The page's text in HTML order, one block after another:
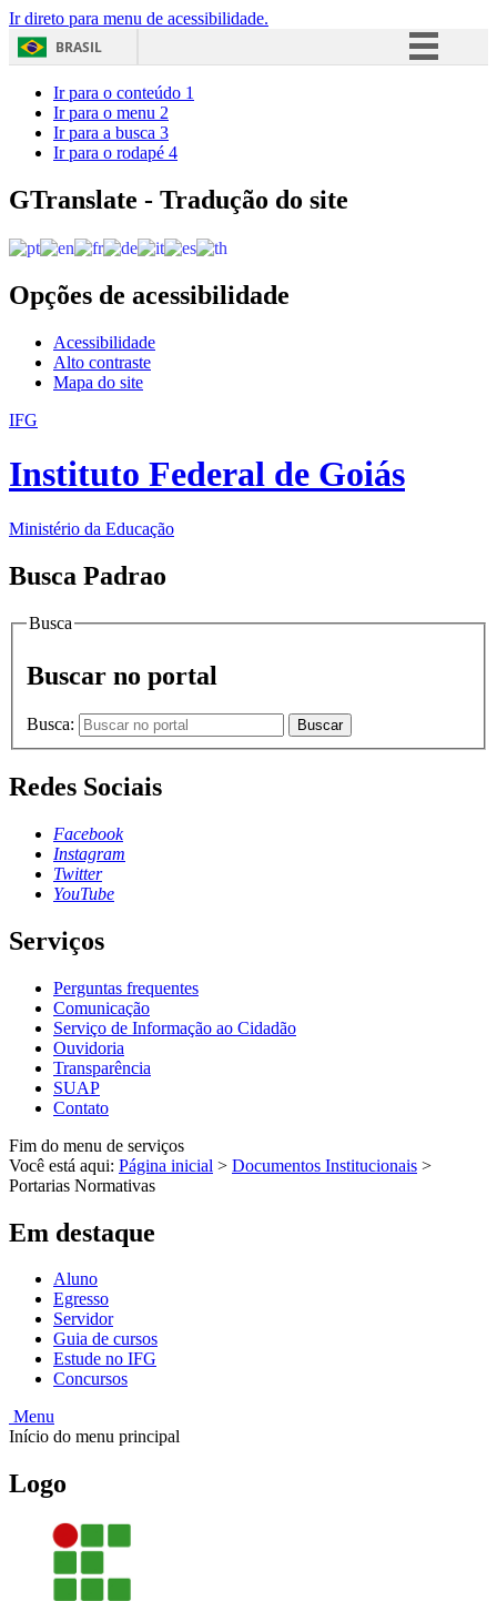
Ir direto para menu de acessibilidade.
BRASIL
Acesso à informação
Ir para o conteúdo 1
Ir para o menu 2
Ir para a busca 3
Ir para o rodapé 4
GTranslate - Tradução do site
Opções de acessibilidade
Acessibilidade
Alto contraste
Mapa do site
IFG
Instituto Federal de Goiás
Ministério da Educação
Busca Padrao
Busca
Buscar no portal
Busca: Buscar
Redes Sociais
Facebook
Instagram
Twitter
YouTube
Serviços
Perguntas frequentes
Comunicação
Serviço de Informação ao Cidadão
Ouvidoria
Transparência
SUAP
Contato
Fim do menu de serviços
Você está aqui: Página inicial > Documentos Institucionais >
Portarias Normativas
Em destaque
Aluno
Egresso
Servidor
Guia de cursos
Estude no IFG
Concursos
Menu
Início do menu principal
Logo